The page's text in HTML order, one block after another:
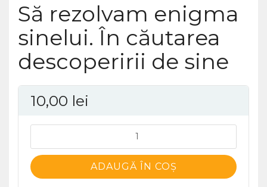
Să rezolvam enigma
sinelui. În căutarea
descoperirii de sine
10,00 lei
Să
rezolvam
enigma
ADAUGĂ ÎN COȘ